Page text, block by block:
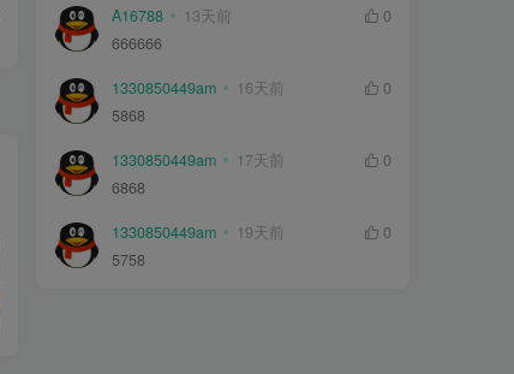
A16788 13天前
0
666666
1330850449am 16天前
0
5868
1330850449am 17天前
0
6868
1330850449am 19天前
0
5758